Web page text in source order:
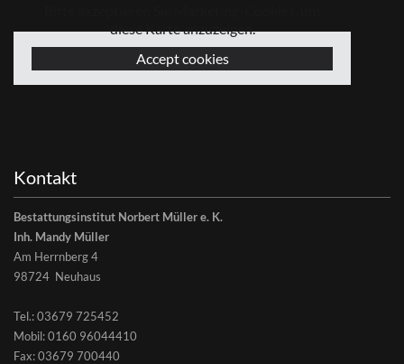
diese Karte anzuzeigen.
Accept cookies
Kontakt
Bestattungsinstitut Norbert Müller e. K.
Inh. Mandy Müller
Am Herrnberg 4
98724 Neuhaus
Tel.:03679 725452
Mobil: 0160 96044410
Fax: 03679 700440